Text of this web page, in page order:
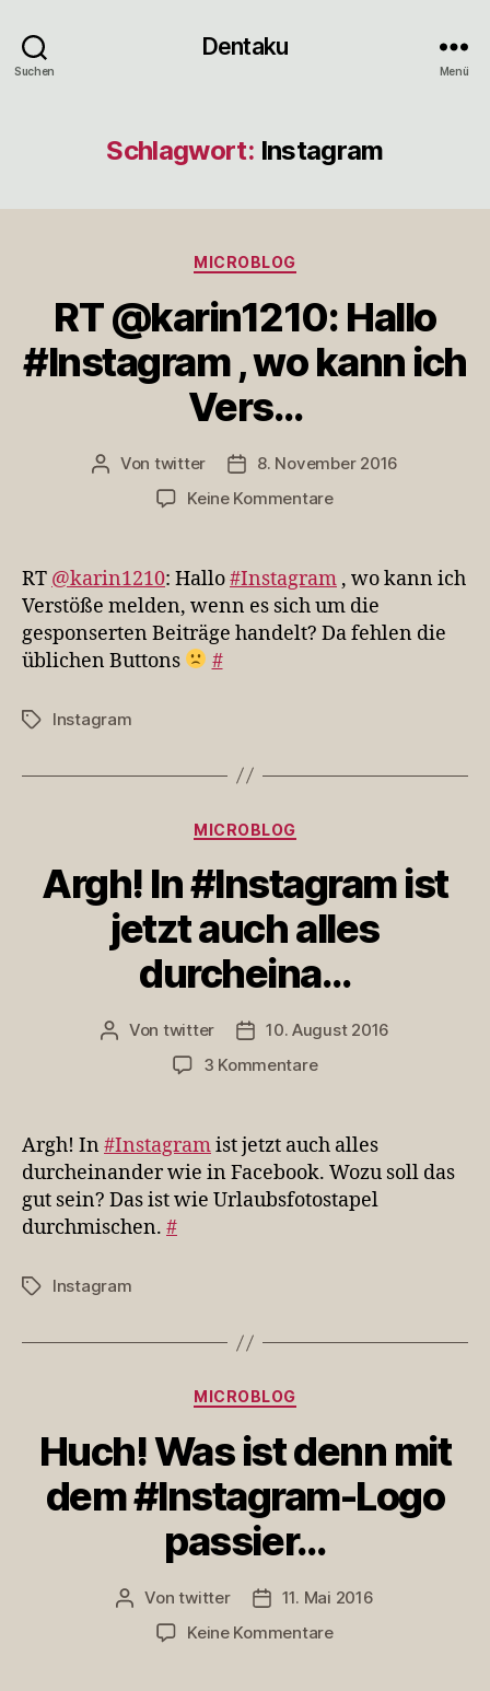
Suchen
Dentaku
Menü
Schlagwort: Instagram
Kategorien
MICROBLOG
RT @karin1210: Hallo
#Instagram , wo kann ich
Vers…
Beitragsautor
Von twitter Veröffentlichungsdatum
8. November 2016
Keine Kommentarezu
#Instagram
,
wo
RT @karin1210: Hallo#Instagram , wo kann ich
Verstöße melden, wenn es sich um die
gesponserten Beiträge handelt? Da fehlen die
üblichen Buttons
#
Schlagwörter
Instagram
Kategorien
MICROBLOG
Argh! In #Instagram ist
jetzt auch alles
durcheina…
Beitragsautor
Von twitter Veröffentlichungsdatum
10. August 2016
3 Kommentarezu
#Instagram
ist
jetzt
auch
Argh! In #Instagramist jetzt auch alles
durcheinander wie in Facebook. Wozu soll das
gut sein? Das ist wie Urlaubsfotostapel
durchmischen. #
Schlagwörter
Instagram
Kategorien
MICROBLOG
Huch! Was ist denn mit
dem #Instagram-Logo
passier…
Beitragsautor
Vontwitter Veröffentlichungsdatum
11. Mai 2016
Keine Kommentarezu